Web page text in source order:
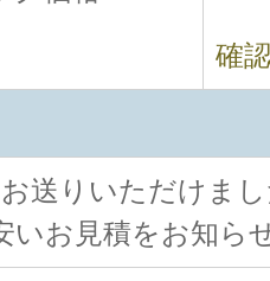
確
送りいただけま
いお見積をお知ら